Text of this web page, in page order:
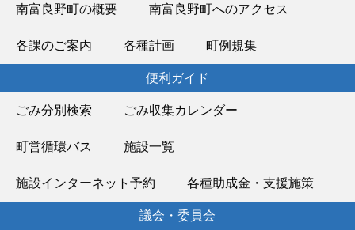
南富良野町の概要 南富良野町へのアクセス
各課のご案内 各種計画 町例規集
便利ガイド
ごみ分別検索 ごみ収集カレンダー
町営循環バス 施設一覧
施設インターネット予約 各種助成金・支援施策
議会・委員会